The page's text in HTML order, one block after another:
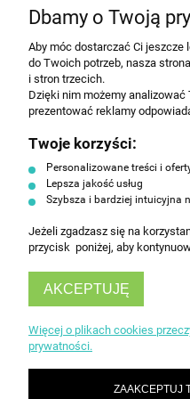
Wyrażam zgodę
handlowej na
Polityce
Dbamy o Twoją
Aby móc dostarczać Ci
do Twoich potrzeb, nasza
i stron trzecich.
Dzięki nim możemy
prezentować reklamy
Twoje korzyści:
Personalizowane treści i
Lepsza jakość usług
Szybsza i bardziej intuicyjna
Jeżeli zgadzasz się na
przycisk poniżej, aby
AKCEPTUJĘ
Więcej o plikach cookies
prywatności.
ZAAKCEPTUJ